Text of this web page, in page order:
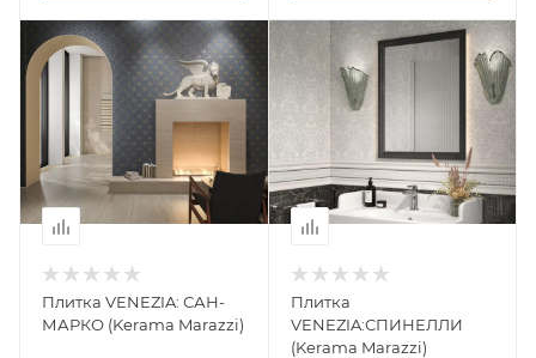
Плитка VENEZIA: САН-
МАРКО (Kerama Marazzi)
Плитка
VENEZIA:СПИНЕЛЛИ
(Kerama Marazzi)